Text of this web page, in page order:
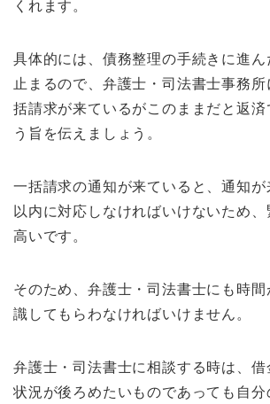
くれます。
具体的には、債務整理の手続きに進
止まるので、弁護士・司法書士事務
括請求が来ているがこのままだと返済
う旨を伝えましょう。
一括請求の通知が来ていると、通知が
以内に対応しなければいけないため、
高いです。
そのため、弁護士・司法書士にも時
識してもらわなければいけません。
弁護士・司法書士に相談する時は、
状況が後ろめたいものであっても自